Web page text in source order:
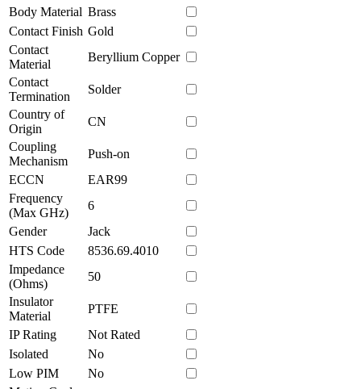
Body Material Brass
Contact Finish Gold
Contact
Material
Beryllium Copper
Contact
Termination
Solder
Country of
Origin
CN
Coupling
Mechanism
Push-on
ECCN
EAR99
Frequency
(Max GHz)
6
Gender
Jack
HTS Code
8536.69.4010
Impedance
(Ohms)
50
Insulator
Material
PTFE
IP Rating
Not Rated
Isolated
No
Low PIM
No